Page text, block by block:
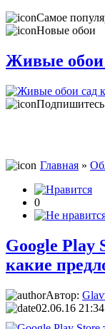
Самое
Новые обои
Живые обои
Подпишитесь
Главная »
0
Google Play
какие
Автор:
02.06.16 21:34